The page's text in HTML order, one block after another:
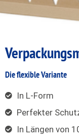
Verpackungs
Die flexible Variante
In L-Form
Perfekter
In Längen von